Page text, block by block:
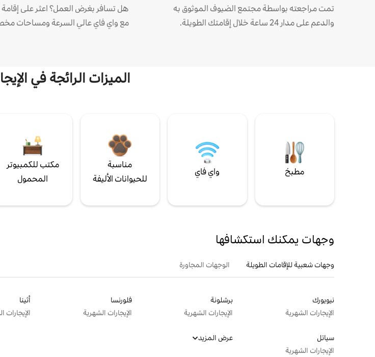
تمت مراجعته بواسطة مجتمع الضيوف الموثوق به
والدعم على مدار 24 ساعة خلال إقامتك الطويلة.
هل تسافر بغرض العمل؟ اعثر على إقامة
مع واي فاي عالي السرعة ومساحات
الميزات الرائجة في
مطبخ واي فاي
مناسبة
للحيوانات الأليفة
مكتب للكمبيوتر
المحمول
وجهات يمكنك استكشافها
وجهات شعبية للإقامات الطويلة الوجهات المجاورة
نيويورك
الإيجارات الشهرية
برشلونة
الإيجارات الشهرية
فلورنسا
الإيجارات الشهرية
أثينا
الإيجارات
سياتل
الإيجارات الشهرية
عرض المزيد